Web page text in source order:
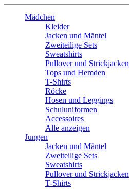
Mädchen
Kleider
Jacken und Mäntel
Zweiteilige Sets
Sweatshirts
Pullover und Strickjacken
Tops und Hemden
T-Shirts
Röcke
Hosen und Leggings
Schuluniformen
Accessoires
Alle anzeigen
Jungen
Jacken und Mäntel
Zweiteilige Sets
Sweatshirts
Pullover und Strickjacken
T-Shirts